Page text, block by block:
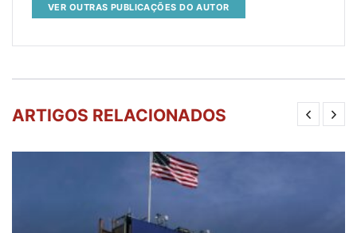
VER OUTRAS PUBLICAÇÕES DO AUTOR
ARTIGOS RELACIONADOS